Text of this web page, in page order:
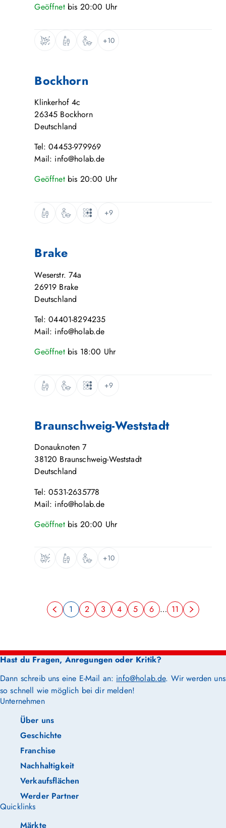
Geöffnet bis 20:00 Uhr
+10
Bockhorn
Klinkerhof 4c
26345 Bockhorn
Deutschland
Tel: 04453-979969
Mail: info@holab.de
Geöffnet bis 20:00 Uhr
+9
Brake
Weserstr. 74a
26919 Brake
Deutschland
Tel: 04401-8294235
Mail: info@holab.de
Geöffnet bis 18:00 Uhr
+9
Braunschweig-Weststadt
Donauknoten 7
38120 Braunschweig-Weststadt
Deutschland
Tel: 0531-2635778
Mail: info@holab.de
Geöffnet bis 20:00 Uhr
+10
1 2 3 4 5 6 … 11
Hast du Fragen, Anregungen oder Kritik?
Dann schreib uns eine E-Mail an: info@holab.de. Wir werden uns
so schnell wie möglich bei dir melden!
Unternehmen
Über uns
Geschichte
Franchise
Nachhaltigkeit
Verkaufsflächen
Werder Partner
Quicklinks
Märkte